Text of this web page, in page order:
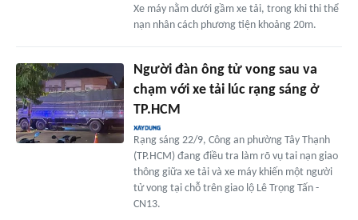
Xe máy nằm dưới gầm xe tải, trong khi thi thể
nạn nhân cách phương tiện khoảng 20m.
Người đàn ông tử vong sau va
chạm với xe tải lúc rạng sáng ở
TP.HCM
Rạng sáng 22/9, Công an phường Tây Thạnh
(TP.HCM) đang điều tra làm rõ vụ tai nạn giao
thông giữa xe tải và xe máy khiến một người
tử vong tại chỗ trên giao lộ Lê Trọng Tấn -
CN13.